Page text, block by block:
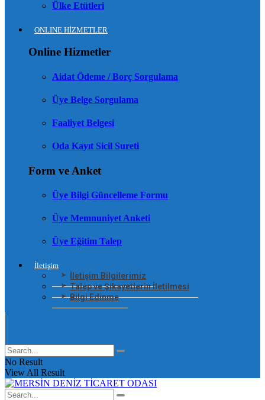
Ülke Etütleri
ONLINE HİZMETLER
Online Hizmetler
Aidat Ödeme / Borç Sorgulama
Üye Belge Sorgulama
Faaliyet Belgesi
Oda Kayıt Sicil Sureti
Form ve Anket
Üye Bilgi Güncelleme Formu
Üye Memnuniyet Anketi
Üye Eğitim Talep
İletişim
İletişim Bilgilerimiz
Talep ve Şikayetlerin İletilmesi
Bilgi Edinme
No Result
View All Result